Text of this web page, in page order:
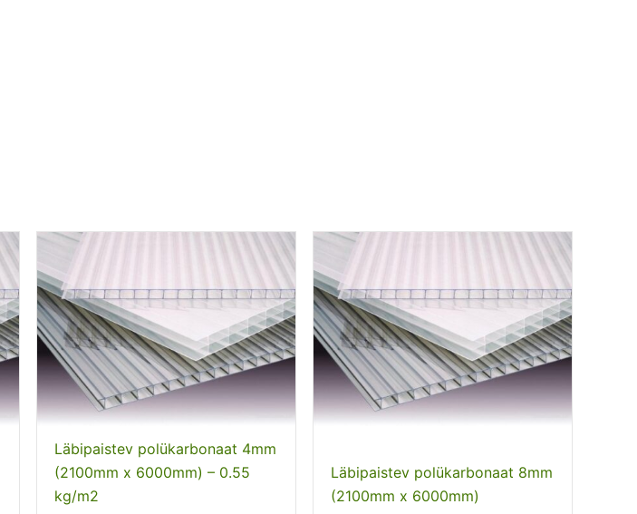
Läbipaistev polükarbonaat 4mm
(2100mm x 6000mm) – 0.55
kg/m2
Läbipaistev polükarbonaat 8mm
(2100mm x 6000mm)